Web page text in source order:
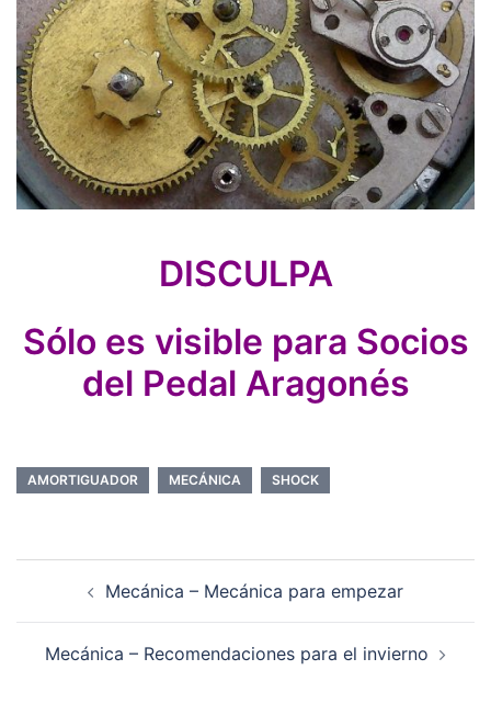
DISCULPA
Sólo es visible para Socios
del Pedal Aragonés
AMORTIGUADOR MECÁNICA SHOCK
Mecánica – Mecánica para empezar
Mecánica – Recomendaciones para el invierno